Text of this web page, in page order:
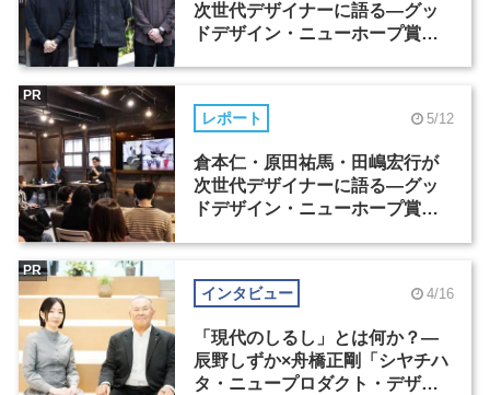
次世代デザイナーに語る―グッ
ドデザイン・ニューホープ賞セ
レポート 5/12
倉本仁・原田祐馬・田嶋宏行が
次世代デザイナーに語る―グッ
ドデザイン・ニューホープ賞セ
PR
インタビュー 4/16
「現代のしるし」とは何か？―
辰野しずか×舟橋正剛「シヤチハ
タ・ニュープロダクト・デザイ
PR